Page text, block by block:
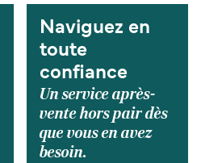
Naviguez en
toute
confiance
Un service après-
vente hors pair dès
que vous en avez
besoin.